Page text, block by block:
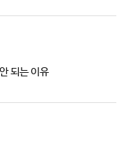
되는 이유